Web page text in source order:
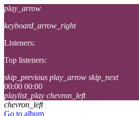
play_arrow
keyboard_arrow_right
Listeners:
Top listeners:
skip_previous play_arrow skip_next
00:00 00:00
playlist_play chevron_left
chevron_left
Go to album